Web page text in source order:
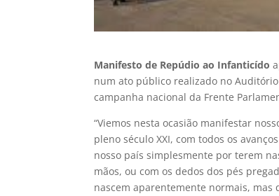
Manifesto de Repúdio ao Infanticído
num ato público realizado no
campanha nacional da Frente
“Viemos nesta ocasião manifestar
pleno século XXI, com todos os
nosso país simplesmente por terem
mãos, ou com os dedos dos pés
nascem aparentemente normais,